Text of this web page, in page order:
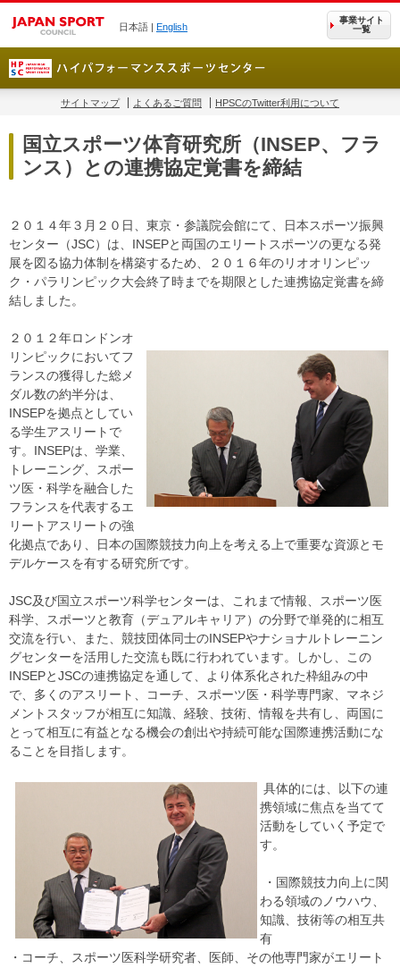
日本語 | English
事業サイト
一覧
サイトマップ よくあるご質問 HPSCのTwitter利用について
国立スポーツ体育研究所（INSEP、フラ
ンス）との連携協定覚書を締結
２０１４年３月２０日、東京・参議院会館にて、日本スポーツ振興
センター（JSC）は、INSEPと両国のエリートスポーツの更なる発
展を図る協力体制を構築するため、２０１６年のリオオリンピッ
ク・パラリンピック大会終了時までを期限とした連携協定覚書を締
結しました。
２０１２年ロンドンオ
リンピックにおいてフ
ランスの獲得した総メ
ダル数の約半分は、
INSEPを拠点としてい
る学生アスリートで
す。INSEPは、学業、
トレーニング、スポー
ツ医・科学を融合した
フランスを代表するエ
リートアスリートの強
化拠点であり、日本の国際競技力向上を考える上で重要な資源とモ
デルケースを有する研究所です。
JSC及び国立スポーツ科学センターは、これまで情報、スポーツ医
科学、スポーツと教育（デュアルキャリア）の分野で単発的に相互
交流を行い、また、競技団体同士のINSEPやナショナルトレーニン
グセンターを活用した交流も既に行われています。しかし、この
INSEPとJSCの連携協定を通して、より体系化された枠組みの中
で、多くのアスリート、コーチ、スポーツ医・科学専門家、マネジ
メントスタッフが相互に知識、経験、技術、情報を共有し、両国に
とって相互に有益となる機会の創出や持続可能な国際連携活動にな
ることを目指します。
具体的には、以下の連
携領域に焦点を当てて
活動をしていく予定で
す。
・国際競技力向上に関
わる領域のノウハウ、
知識、技術等の相互共
有
・コーチ、スポーツ医科学研究者、医師、その他専門家がエリート